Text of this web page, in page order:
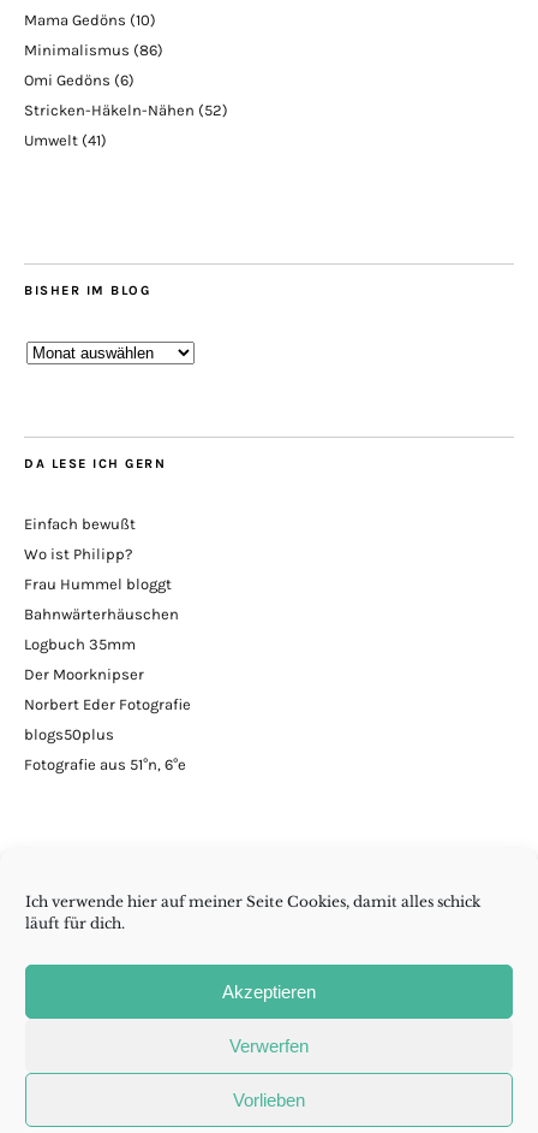
Ich verwende hier auf meiner Seite Cookies, damit alles schick
läuft für dich.
Akzeptieren
Verwerfen
Vorlieben
Mama Gedöns (10)
Minimalismus (86)
Omi Gedöns (6)
Stricken-Häkeln-Nähen (52)
Umwelt (41)
BISHER IM BLOG
Bisher
DA LESE ICH GERN
Einfach bewußt
Wo ist Philipp?
Frau Hummel bloggt
Bahnwärterhäuschen
Logbuch 35mm
Der Moorknipser
Norbert Eder Fotografie
blogs50plus
Fotografie aus 51°n, 6°e
Folge wenig reicht auch
Aurelia
auf
Richtlinie
(EU)
Copyright © 2015 - 2026 wenig reicht auch